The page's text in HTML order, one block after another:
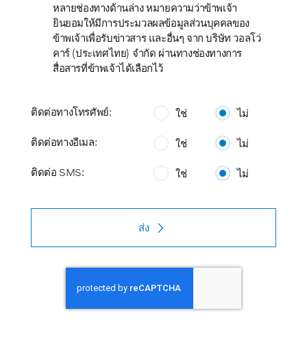
หลายช่องทางด้านล่าง หมายความว่าข้าพเจ้า
ยินยอมให้มีการประมวลผลข้อมูลส่วนบุคคลของ
ข้าพเจ้าเพื่อรับข่าวสาร และอื่นๆ จาก บริษัท วอลโว่
คาร์ (ประเทศไทย) จำกัด ผ่านทางช่องทางการ
สื่อสารที่ข้าพเจ้าได้เลือกไว้
ติดต่อทางโทรศัพย์: ใช่ ไม่
ติดต่อทางอีเมล: ใช่ ไม่
ติดต่อ SMS: ใช่ ไม่
ส่ง